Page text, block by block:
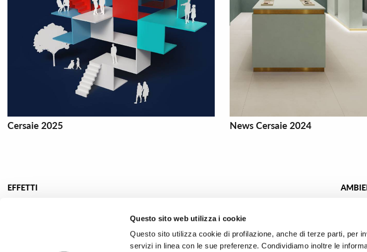
Questo sito web utilizza i cookie
Questo sito utilizza cookie di profilazione, anche di terze parti, per
servizi in linea con le sue preferenze. Condividiamo inoltre le
Cersaie 2025 News Cersaie 2024
EFFETTI
Piastrelle di design